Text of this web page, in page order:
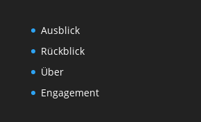
Ausblick
Rückblick
Über
Engagement